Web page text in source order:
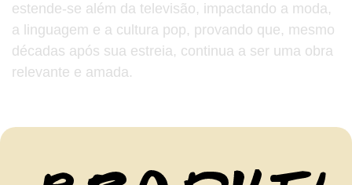
estende-se além da televisão, impactando a moda,
a linguagem e a cultura pop, provando que, mesmo
décadas após sua estreia, continua a ser uma obra
relevante e amada.